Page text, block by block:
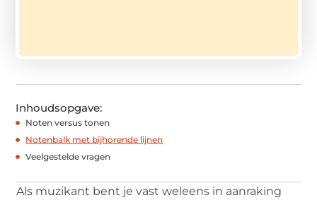
Inhoudsopgave:
Noten versus tonen
Notenbalk met bijhorende lijnen
Veelgestelde vragen
Als muzikant bent je vast weleens in aanraking